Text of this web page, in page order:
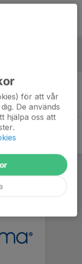
för att vår
De används
hjälpa oss att